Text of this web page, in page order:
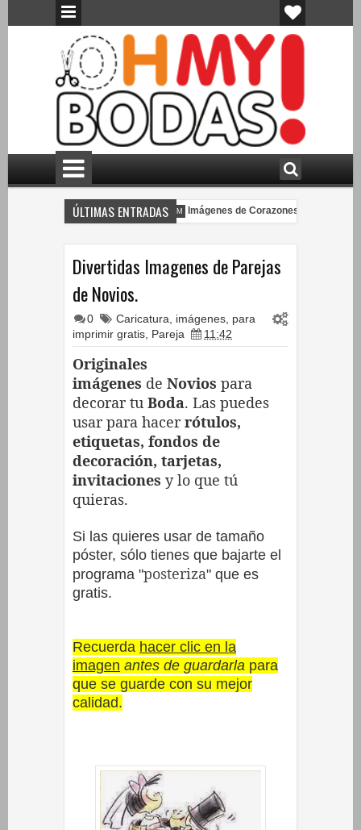
ÚLTIMAS ENTRADAS
Imágenes de Corazones. 10:00 PM Imágenes de Corazones con Flores.
Divertidas Imagenes de Parejas
de Novios.
0 Caricatura imágenes para
imprimir gratis Pareja 11:42
Originales
imágenes de Novios para
decorar tu Boda. Las puedes
usar para hacerrótulos,
etiquetas, fondos de
decoración, tarjetas,
invitaciones y lo que tú
quieras.
Si las quieres usar de tamaño
póster, sólo tienes que bajarte el
programa "posteriza" que es
gratis.
Recuerda hacer clic en la
imagen antes de guardarla para
que se guarde con su mejor
calidad.